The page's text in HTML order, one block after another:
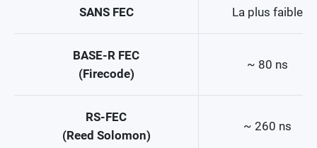
SANS FEC La plus faible
BASE-R FEC
(Firecode)
~ 80 ns
RS-FEC
(Reed Solomon)
~ 260 ns